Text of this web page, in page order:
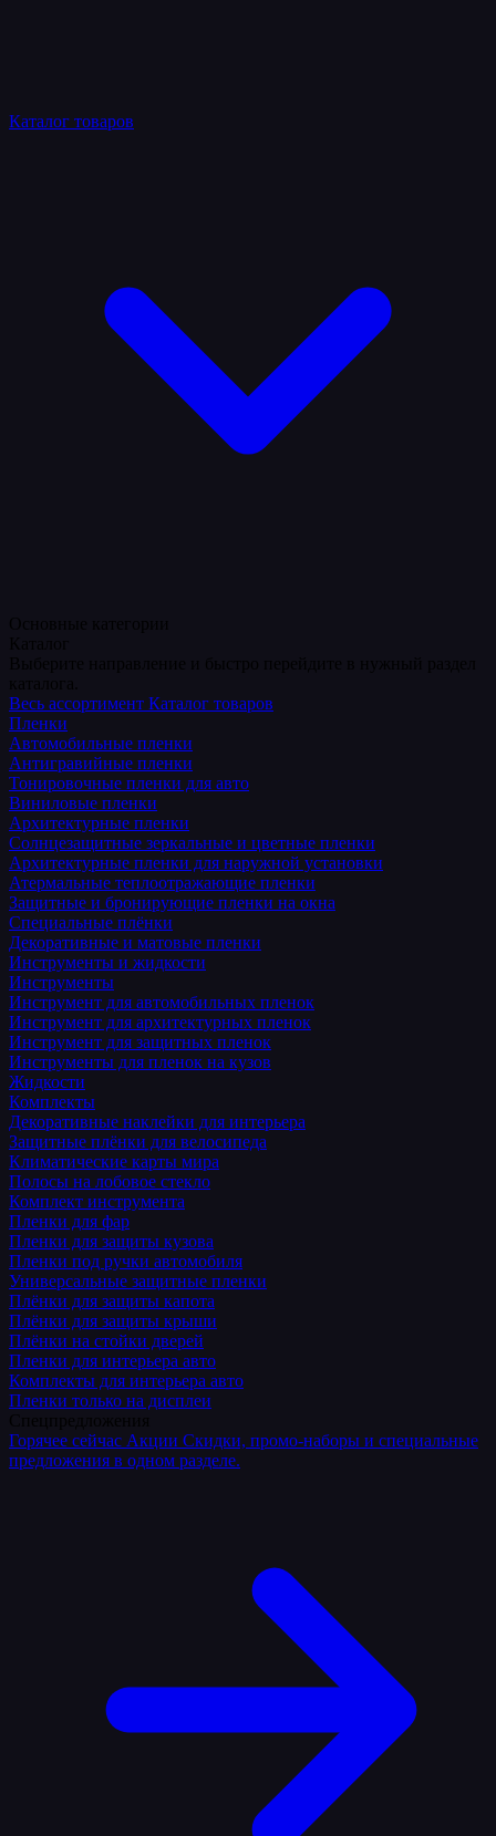
Каталог товаров
Весь ассортимент Каталог товаров
Пленки
Автомобильные пленки
Антигравийные пленки
Тонировочные пленки для авто
Виниловые пленки
Архитектурные пленки
Солнцезащитные зеркальные и цветные пленки
Архитектурные пленки для наружной установки
Атермальные теплоотражающие пленки
Защитные и бронирующие пленки на окна
Специальные плёнки
Декоративные и матовые пленки
Инструменты и жидкости
Инструменты
Инструмент для автомобильных пленок
Инструмент для архитектурных пленок
Инструмент для защитных пленок
Инструменты для пленок на кузов
Жидкости
Комплекты
Декоративные наклейки для интерьера
Защитные плёнки для велосипеда
Климатические карты мира
Полосы на лобовое стекло
Комплект инструмента
Пленки для фар
Пленки для защиты кузова
Пленки под ручки автомобиля
Универсальные защитные пленки
Плёнки для защиты капота
Плёнки для защиты крыши
Плёнки на стойки дверей
Пленки для интерьера авто
Комплекты для интерьера авто
Пленки только на дисплеи
Горячее сейчас Акции Скидки, промо-наборы и специальные
предложения в одном разделе.